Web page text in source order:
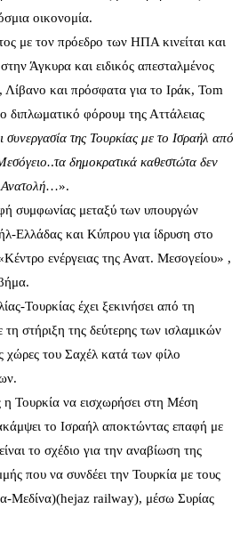
οικονομία.
με τον πρόεδρο των ΗΠΑ κινείται και
Άγκυρα και ειδικός απεσταλμένος
Λίβανο και πρόσφατα για το Ιράκ, Tom
διπλωματικό φόρουμ της Αττάλειας
συνεργασία της Τουρκίας με το Ισραήλ από
.τα δημοκρατικά καθεστώτα δεν
…».
συμφωνίας μεταξύ των υπουργών
Ελλάδας και Κύπρου για ίδρυση στο
ενέργειας της Ανατ. Μεσογείου» ,
Τουρκίας έχει ξεκινήσει από τη
στήριξη της δεύτερης των ισλαμικών
χώρες του Σαχέλ κατά των φίλο
η Τουρκία να εισχωρήσει στη Μέση
το Ισραήλ αποκτώντας επαφή με
το σχέδιο για την αναβίωση της
που να συνδέει την Τουρκία με τους
Μεδίνα)(hejaz railway), μέσω Συρίας